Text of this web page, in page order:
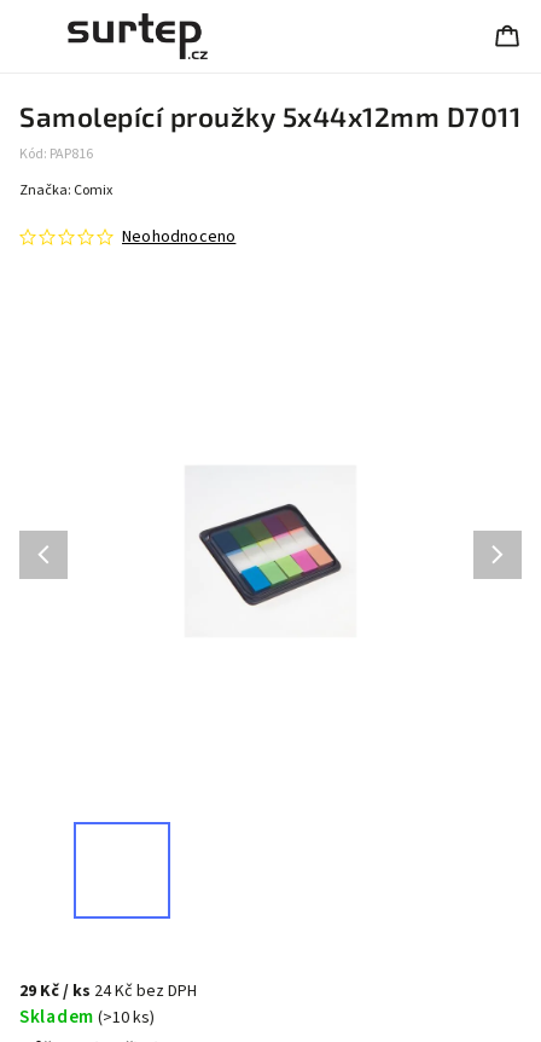
Samolepící proužky 5x44x12mm D7011
Kód: PAP816
Neohodnoceno
Značka: Comix
29 Kč/ ks 24 Kč bez DPH
Skladem (>10 ks)